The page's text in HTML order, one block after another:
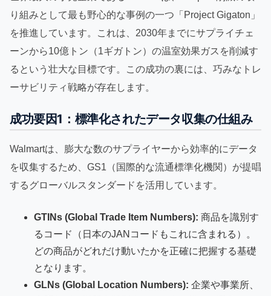
り組みとして最も野心的な事例の一つ「Project Gigaton」
を推進しています。これは、2030年までにサプライチェ
ーンから10億トン（1ギガトン）の温室効果ガスを削減す
るという壮大な目標です。この成功の裏には、巧みなトレ
ーサビリティ戦略が存在します。
成功要因1：標準化されたデータ収集の仕組み
Walmartは、膨大な数のサプライヤーから効率的にデータ
を収集するため、GS1（国際的な流通標準化機関）が提唱
するグローバルスタンダードを活用しています。
GTINs (Global Trade Item Numbers): 商品を識別す
るコード（日本のJANコードもこれに含まれる）。
どの商品がどれだけ動いたかを正確に把握する基礎
となります。
GLNs (Global Location Numbers): 企業や事業所、